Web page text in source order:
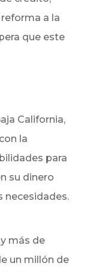
a la
que este
California,
la
para
su dinero
necesidades.
más de
un millón de